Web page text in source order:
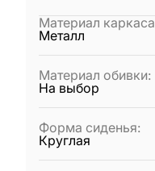
Материал каркаса
Металл
Материал обивки:
На выбор
Форма сиденья:
Круглая